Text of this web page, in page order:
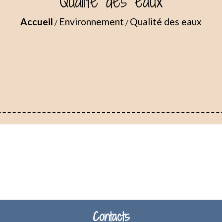
Accueil / Environnement / Qualité des eaux
Contacts